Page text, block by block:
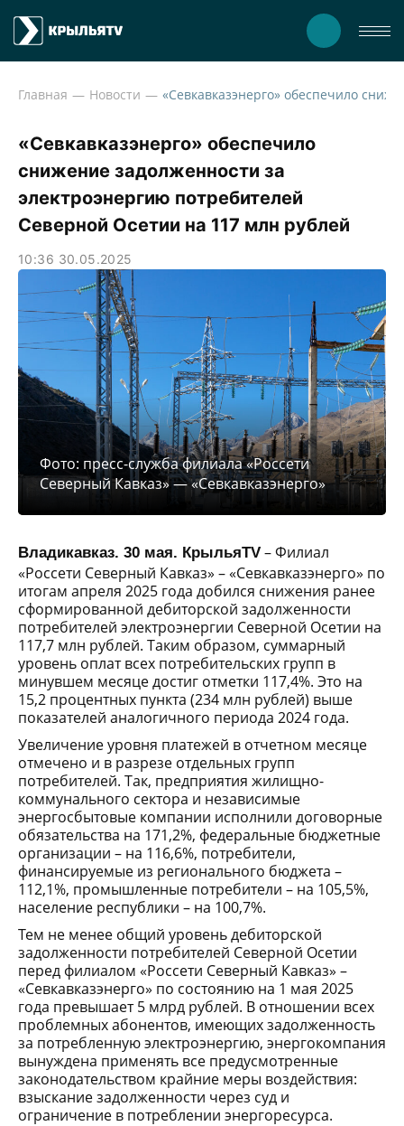
Главная Новости
«Севкавказэнерго» обеспечило
снижение задолженности за
электроэнергию потребителей
Северной Осетии на 117 млн рублей
10:36 30.05.2025
Фото: пресс-служба филиала «Россети
Северный Кавказ» — «Севкавказэнерго»
Владикавказ. 30 мая. КрыльяTV – Филиал
«Россети Северный Кавказ» – «Севкавказэнерго» по
итогам апреля 2025 года добился снижения ранее
сформированной дебиторской задолженности
потребителей электроэнергии Северной Осетии на
117,7 млн рублей. Таким образом, суммарный
уровень оплат всех потребительских групп в
минувшем месяце достиг отметки 117,4%. Это на
15,2 процентных пункта (234 млн рублей) выше
показателей аналогичного периода 2024 года.
Увеличение уровня платежей в отчетном месяце
отмечено и в разрезе отдельных групп
потребителей. Так, предприятия жилищно-
коммунального сектора и независимые
энергосбытовые компании исполнили договорные
обязательства на 171,2%, федеральные бюджетные
организации – на 116,6%, потребители,
финансируемые из регионального бюджета –
112,1%, промышленные потребители – на 105,5%,
население республики – на 100,7%.
Тем не менее общий уровень дебиторской
задолженности потребителей Северной Осетии
перед филиалом «Россети Северный Кавказ» –
«Севкавказэнерго» по состоянию на 1 мая 2025
года превышает 5 млрд рублей. В отношении всех
проблемных абонентов, имеющих задолженность
за потребленную электроэнергию, энергокомпания
вынуждена применять все предусмотренные
законодательством крайние меры воздействия:
взыскание задолженности через суд и
ограничение в потреблении энергоресурса.